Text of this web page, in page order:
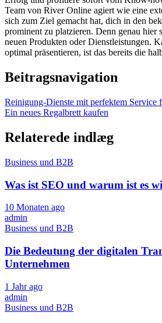
Team von River Online agiert wie eine
sich zum Ziel gemacht hat, dich in den
prominent zu platzieren. Denn genau hier
neuen Produkten oder Dienstleistungen.
optimal präsentieren, ist das bereits die
Beitragsnavigation
Reinigung-Dienste mit perfektem Service
Ein neues Regalbrett kaufen
Relaterede indlæg
Business und B2B
Was ist SEO und warum ist es
10 Monaten ago
admin
Business und B2B
Die Bedeutung der digitalen
Unternehmen
1 Jahr ago
admin
Business und B2B